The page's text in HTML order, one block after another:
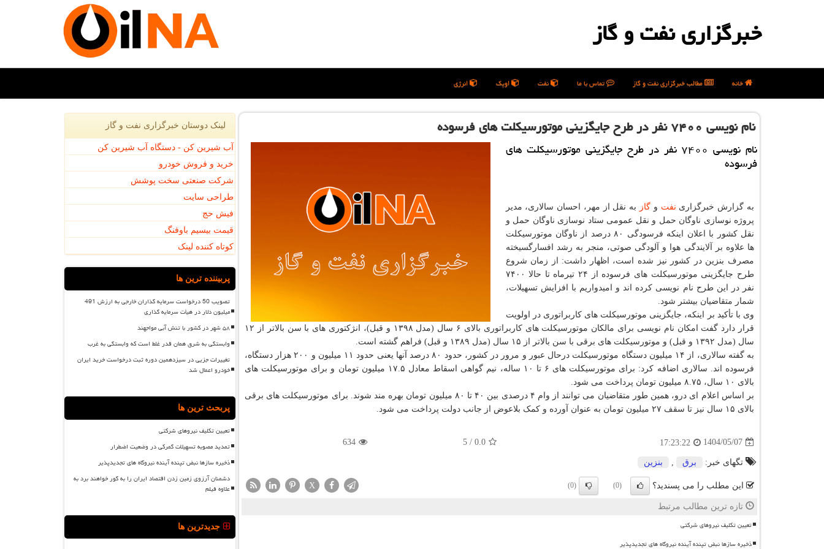
خبرگزاری نفت و گاز
خانه مطالب خبرگزاری نفت و گاز تماس با ما نفت اوپک انرژی
نام نویسی ۷۴۰۰ نفر در طرح جایگزینی موتورسیکلت های فرسوده
نام نویسی ۷۴۰۰ نفر در طرح جایگزینی موتورسیکلت های
فرسوده
به گزارش خبرگزاری نفت و گاز
به نقل از مهر، احسان سالاری، مدیر
پروژه نوسازی ناوگان حمل و نقل عمومی ستاد نوسازی ناوگان حمل و
نقل کشور با اعلان اینکه فرسودگی ۸۰ درصد از ناوگان موتورسیکلت
ها علاوه بر آلایندگی هوا و آلودگی صوتی، منجر به رشد افسارگسیخته
مصرف بنزین در کشور نیز شده است، اظهار داشت: از زمان شروع
طرح جایگزینی موتورسیکلت های فرسوده از ۲۴ تیرماه تا حالا ۷۴۰۰
نفر در این طرح نام نویسی کرده اند و امیدواریم با افزایش تسهیلات،
شمار متقاضیان بیشتر شود.
وی با تأکید بر اینکه، جایگزینی موتورسیکلت های کاربراتوری در اولویت
قرار دارد گفت امکان نام نویسی برای مالکان موتورسیکلت های کاربراتوری بالای ۶ سال (مدل ۱۳۹۸ و قبل)، انژکتوری های با سن بالاتر از ۱۲
سال (مدل ۱۳۹۲ و قبل) و موتورسیکلت های برقی با سن بالاتر از ۱۵ سال (مدل ۱۳۸۹ و قبل) فراهم گشته است.
به گفته سالاری، از ۱۴ میلیون دستگاه موتورسیکلت درحال عبور و مرور در کشور، حدود ۸۰ درصد آنها یعنی حدود ۱۱ میلیون و ۲۰۰ هزار دستگاه،
فرسوده اند. سالاری اضافه کرد: برای موتورسیکلت های ۶ تا ۱۰ ساله، نیم گواهی اسقاط معادل ۱۷.۵ میلیون تومان و برای موتورسیکلت های
بالای ۱۰ سال، ۸.۷۵ میلیون تومان پرداخت می شود.
بر اساس اعلام ای درو، همین طور متقاضیان می توانند از وام ۴ درصدی بین ۴۰ تا ۸۰ میلیون تومان بهره مند شوند. برای موتورسیکلت های برقی
بالای ۱۵ سال نیز تا سقف ۲۷ میلیون تومان به عنوان آورده و کمک بلاعوض از جانب دولت پرداخت می شود.
1404/05/07
17:23:22
0.0
/
5
634
تگهای خبر: برق بنزین
این مطلب را می پسندید؟ (0)
(0)
X
تازه ترین مطالب مرتبط
تعیین تکلیف نیروهای شرکتی
ذخیره سازها نبض تپنده آینده نیروگاه های تجدیدپذیر
لینک دوستان خبرگزاری نفت و گاز
آب شیرین کن - دستگاه آب شیرین کن
خرید و فروش خودرو
شرکت صنعتی سخت پوشش
طراحی سایت
فیش حج
قیمت بیسیم باوفنگ
کوتاه کننده لینک
پربیننده ترین ها
تصویب 50 درخواست سرمایه گذاران خارجی به ارزش 491
میلیون دلار در هیأت سرمایه گذاری
۵۸ شهر در کشور با تنش آبی مواجهند
وابستگی به شرق همان قدر غلط است که وابستگی به غرب
تغییرات جزیی در سیزدهمین دوره ثبت درخواست خرید ایران
خودرو اعمال شد
پربحث ترین ها
تعیین تکلیف نیروهای شرکتی
تمدید مصوبه تسهیلات گمرکی در وضعیت اضطرار
ذخیره سازها نبض تپنده آینده نیروگاه های تجدیدپذیر
دشمنان آرزوی زمین زدن اقتصاد ایران را به گور خواهند برد به
علاوه فیلم
جدیدترین ها